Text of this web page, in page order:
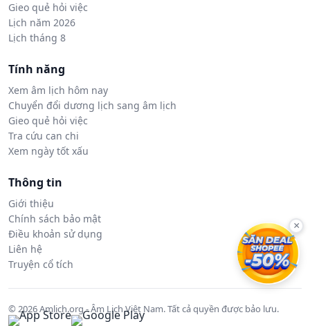
Gieo quẻ hỏi việc
Lịch năm 2026
Lịch tháng 8
Tính năng
Xem âm lịch hôm nay
Chuyển đổi dương lịch sang âm lịch
Gieo quẻ hỏi việc
Tra cứu can chi
Xem ngày tốt xấu
Thông tin
Giới thiệu
Chính sách bảo mật
Điều khoản sử dụng
Liên hệ
Truyện cổ tích
© 2026 Amlich.org - Âm Lịch Việt Nam. Tất cả quyền được bảo lưu.
×